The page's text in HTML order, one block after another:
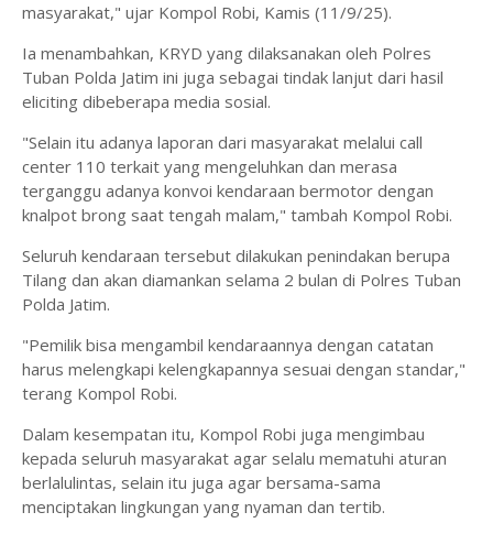
masyarakat," ujar Kompol Robi, Kamis (11/9/25).
Ia menambahkan, KRYD yang dilaksanakan oleh Polres
Tuban Polda Jatim ini juga sebagai tindak lanjut dari hasil
eliciting dibeberapa media sosial.
"Selain itu adanya laporan dari masyarakat melalui call
center 110 terkait yang mengeluhkan dan merasa
terganggu adanya konvoi kendaraan bermotor dengan
knalpot brong saat tengah malam," tambah Kompol Robi.
Seluruh kendaraan tersebut dilakukan penindakan berupa
Tilang dan akan diamankan selama 2 bulan di Polres Tuban
Polda Jatim.
"Pemilik bisa mengambil kendaraannya dengan catatan
harus melengkapi kelengkapannya sesuai dengan standar,"
terang Kompol Robi.
Dalam kesempatan itu, Kompol Robi juga mengimbau
kepada seluruh masyarakat agar selalu mematuhi aturan
berlalulintas, selain itu juga agar bersama-sama
menciptakan lingkungan yang nyaman dan tertib.